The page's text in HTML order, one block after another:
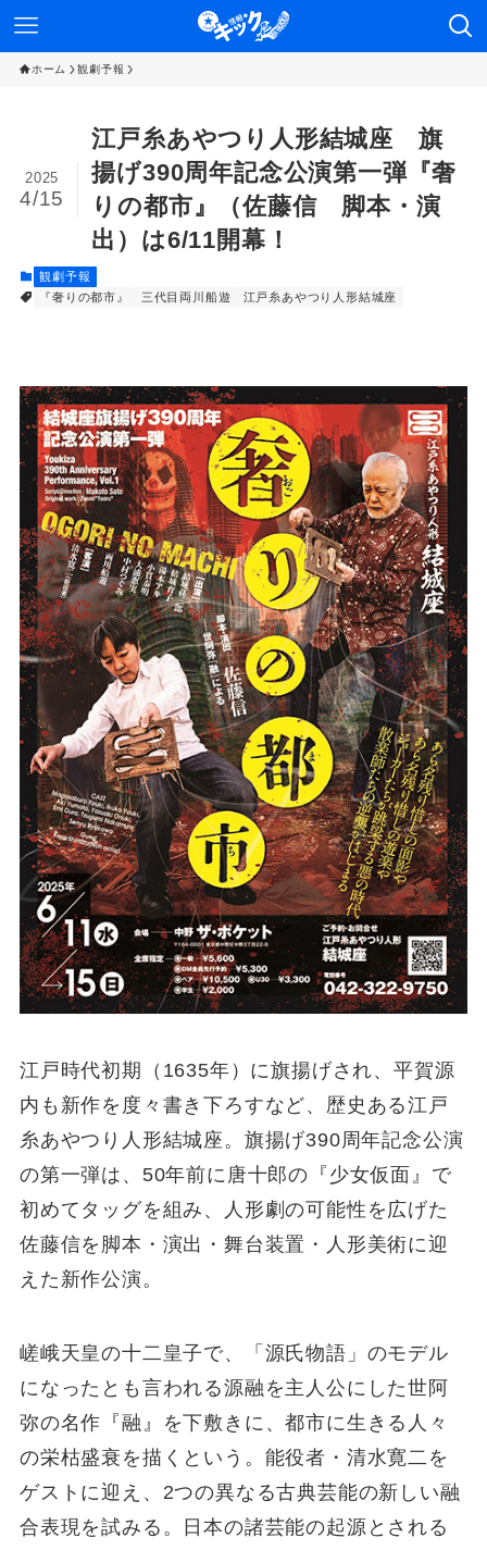
ホーム 観劇予報
江戸糸あやつり人形結城座 旗
揚げ390周年記念公演第一弾『奢
りの都市』（佐藤信 脚本・演
出）は6/11開幕！
2025
4/15
観劇予報
『奢りの都市』
三代目両川船遊 江戸糸あやつり人形結城座
江戸時代初期（1635年）に旗揚げされ、平賀源
内も新作を度々書き下ろすなど、歴史ある江戸
糸あやつり人形結城座。旗揚げ390周年記念公演
の第一弾は、50年前に唐十郎の『少女仮面』で
初めてタッグを組み、人形劇の可能性を広げた
佐藤信を脚本・演出・舞台装置・人形美術に迎
えた新作公演。
嵯峨天皇の十二皇子で、「源氏物語」のモデル
になったとも言われる源融を主人公にした世阿
弥の名作『融』を下敷きに、都市に生きる人々
の栄枯盛衰を描くという。能役者・清水寛二を
ゲストに迎え、2つの異なる古典芸能の新しい融
合表現を試みる。日本の諸芸能の起源とされる